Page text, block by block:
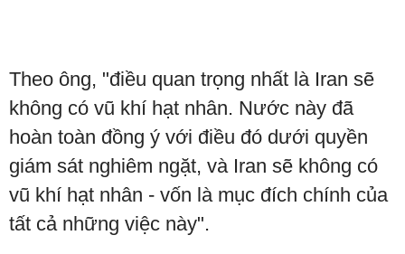
Theo ông, "điều quan trọng nhất là Iran sẽ
không có vũ khí hạt nhân. Nước này đã
hoàn toàn đồng ý với điều đó dưới quyền
giám sát nghiêm ngặt, và Iran sẽ không có
vũ khí hạt nhân - vốn là mục đích chính của
tất cả những việc này".